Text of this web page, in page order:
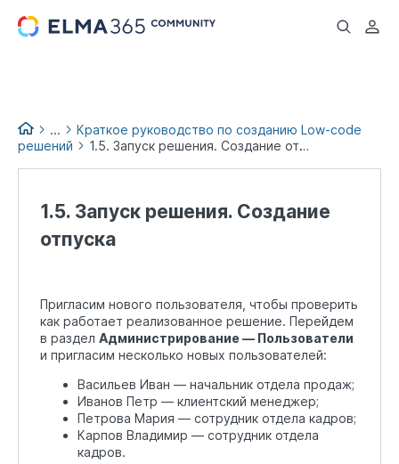
...
...
Краткое руководство по созданию Low-code
решений
1.5. Запуск решения. Создание отпуска
1.5. Запуск решения. Создание
отпуска
Пригласим нового пользователя, чтобы проверить
как работает реализованное решение. Перейдем
в раздел Администрирование — Пользователи
и пригласим несколько новых пользователей:
Васильев Иван — начальник отдела продаж;
Иванов Петр — клиентский менеджер;
Петрова Мария — сотрудник отдела кадров;
Карпов Владимир — сотрудник отдела
кадров.